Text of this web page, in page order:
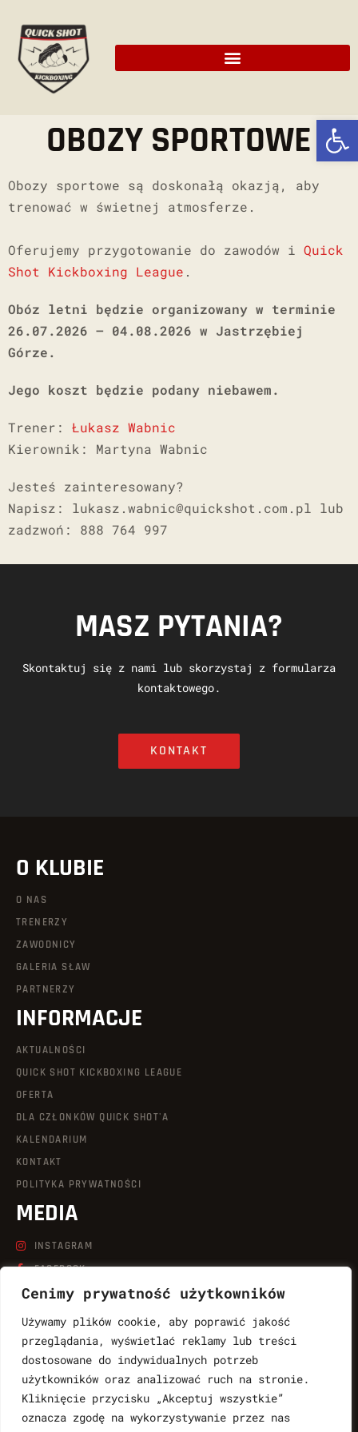
Cenimy prywatność użytkowników
Używamy plików cookie, aby poprawić jakość
przeglądania, wyświetlać reklamy lub treści
dostosowane do indywidualnych potrzeb
użytkowników oraz analizować ruch na stronie.
Kliknięcie przycisku „Akceptuj wszystkie”
oznacza zgodę na wykorzystywanie przez nas
OBOZY SPORTOWE
Obozy sportowe są doskonałą okazją, aby
trenować w świetnej atmosferze.
Oferujemy przygotowanie do zawodów i Quick
Shot Kickboxing League .
Obóz letni będzie organizowany w terminie
26.07.2026 – 04.08.2026 w Jastrzębiej
Górze.
Jego koszt będzie podany niebawem.
Trener: Łukasz Wabnic
Kierownik: Martyna Wabnic
Jesteś zainteresowany?
Napisz: lukasz.wabnic@quickshot.com.pl lub
zadzwoń: 888 764 997
MASZ PYTANIA?
Skontaktuj się z nami lub skorzystaj z formularza
kontaktowego.
KONTAKT
O KLUBIE
O NAS
TRENERZY
ZAWODNICY
GALERIA SŁAW
PARTNERZY
INFORMACJE
AKTUALNOŚCI
QUICK SHOT KICKBOXING LEAGUE
OFERTA
DLA CZŁONKÓW QUICK SHOT'A
KALENDARIUM
KONTAKT
POLITYKA PRYWATNOŚCI
MEDIA
INSTAGRAM
FACEBOOK
LINKEDIN
YOUTUBE
KONTAKT
LUKASZ.WABNIC@QUICKSHOT.COM.PL
888764997